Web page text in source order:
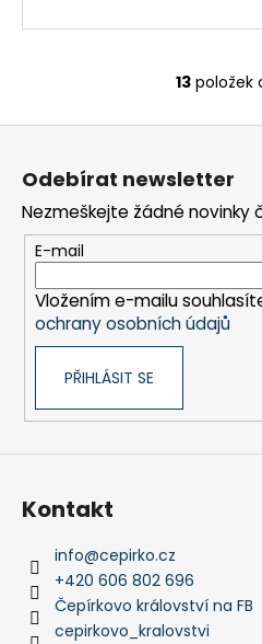
O
v
a
c
í
p
r
ý
p
13položek
Z
Odebírat newsletter
Nezmeškejte žádné novinky
E-mail
Vložením e-mailu
ochrany osobních údajů
PŘIHLÁSIT SE
Kontakt
info@cepirko.cz
+420 606 802 696
Čepírkovo království na FB
cepirkovo_kralovstvi